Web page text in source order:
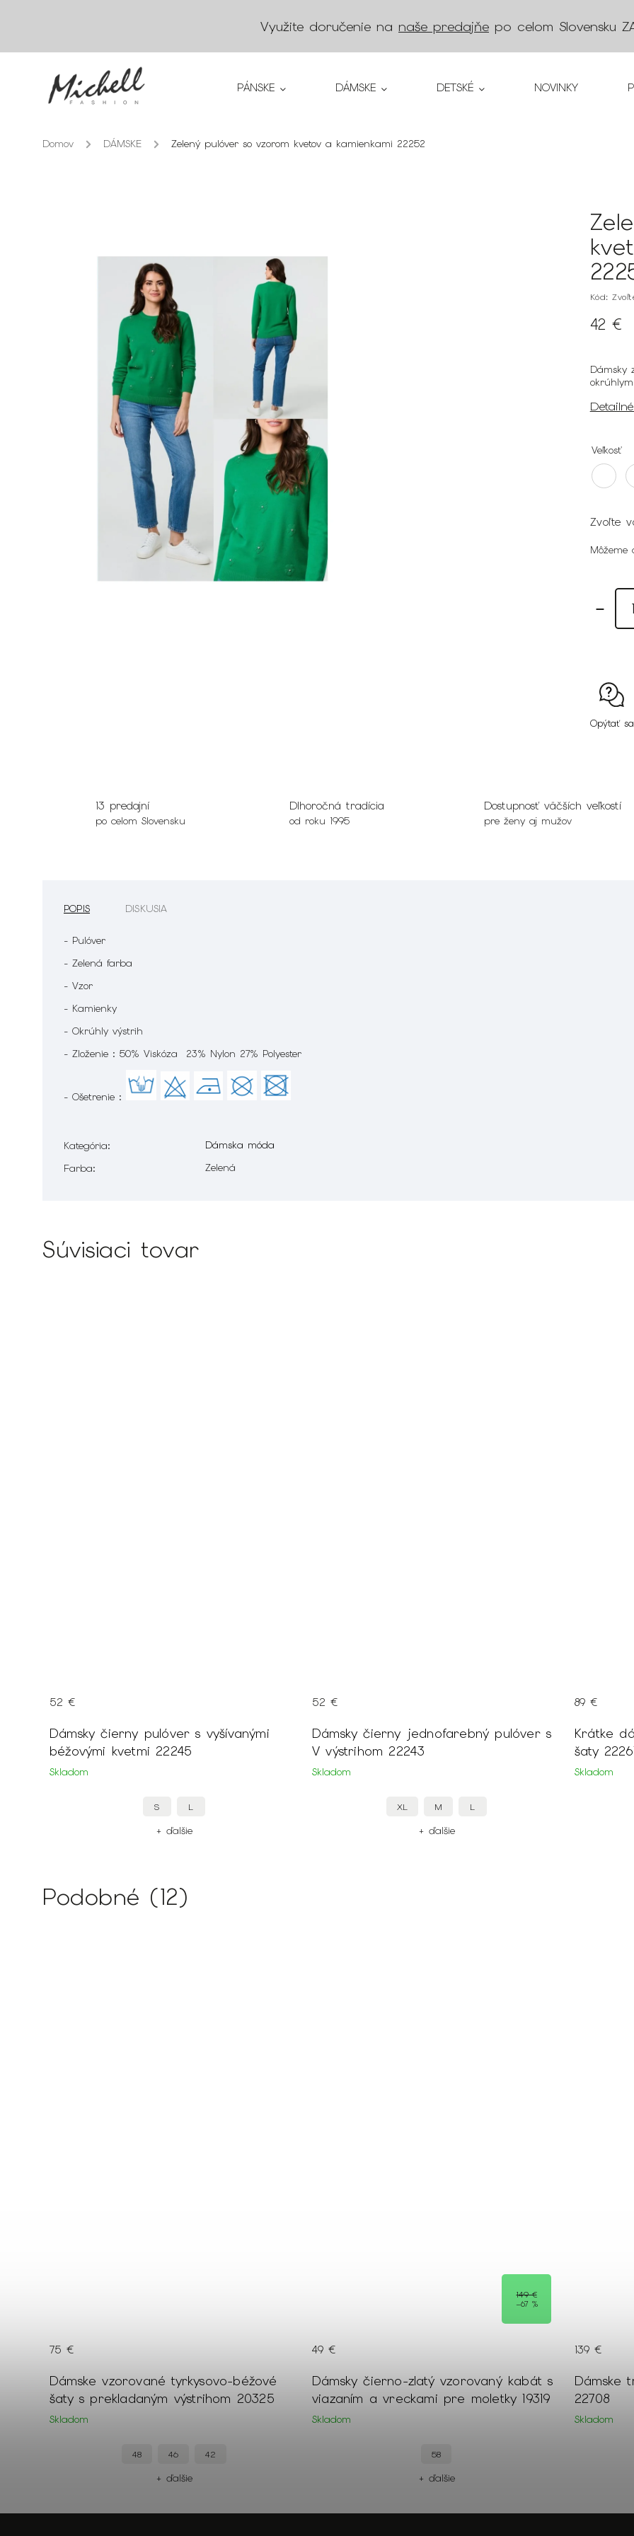
Využite doručenie na naše predajňe po celom Slovensku
PÁNSKE DÁMSKE DETSKÉ NOVINKY
Domov / DÁMSKE / Zelený pulóver so vzorom kvetov a kamienkami 22252
Kód:
42 €
Dámsky
Veľkosť
Zvoľte
Môžeme
Opýtať sa
13 predajní
po celom Slovensku
Dlhoročná tradícia
od roku 1995
Dostupnosť väčších veľkostí
pre ženy aj mužov
POPIS DISKUSIA
- Pulóver
- Zelená farba
- Vzor
- Kamienky
- Okrúhly výstrih
- Zloženie : 50% Viskóza 23% Nylon 27% Polyester
- Ošetrenie :
Kategória:
Dámska móda
Farba: Zelená
Súvisiaci tovar
Dámsky čierny pulóver s vyšívanými
béžovými kvetmi 22245
Skladom
52 €
S L
+ ďalšie
Dámsky čierny jednofarebný pulóver s
V výstrihom 22243
Skladom
52 €
XL M L
+ ďalšie
Krátke
šaty
Skladom
89 €
Podobné (12)
Dámske vzorované tyrkysovo-béžové
šaty s prekladaným výstrihom 20325
Skladom
75 €
48 46 42
+ ďalšie
149 €
–67 %
Dámsky čierno-zlatý vzorovaný kabát s
viazaním a vreckami pre moletky 19319
Skladom
49 €
58
+ ďalšie
Dámske
22708
Skladom
139 €